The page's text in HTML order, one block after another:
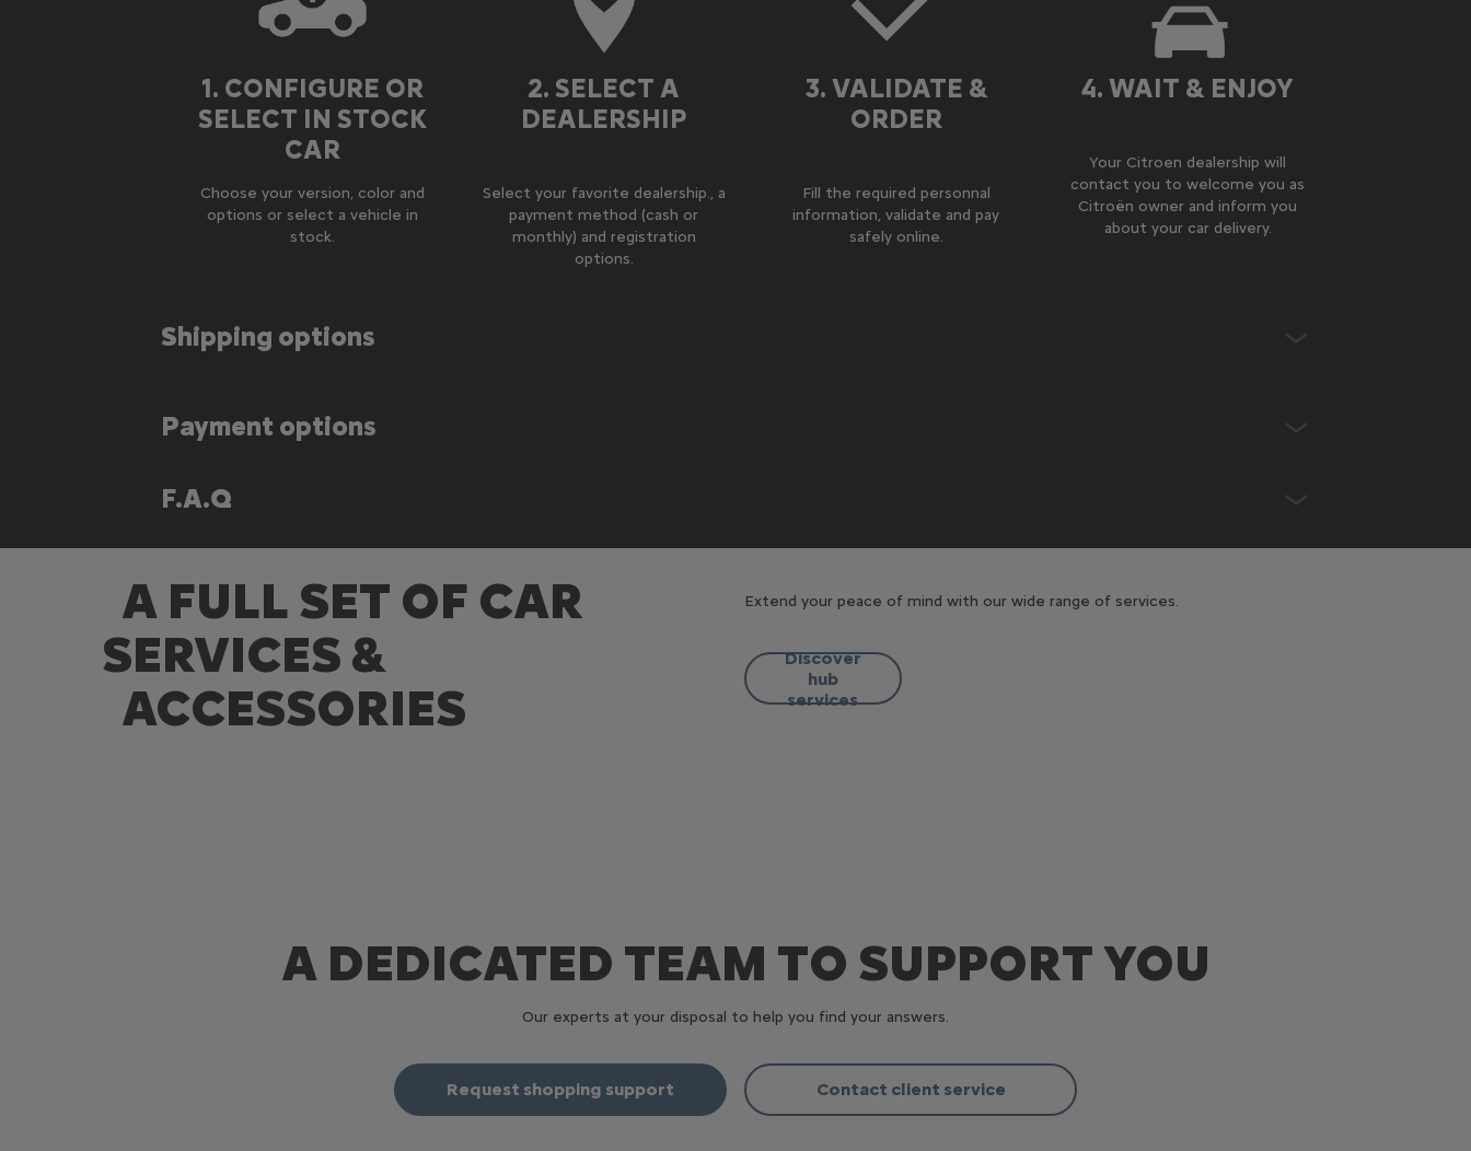
1. CONFIGURE OR
SELECT IN STOCK
CAR
Choose your version, color and
options or select a vehicle in
stock.
2. SELECT A
DEALERSHIP
Select your favorite dealership., a
payment method (cash or
monthly) and registration
options.
3. VALIDATE &
ORDER
Fill the required personnal
information, validate and pay
safely online.
4. WAIT & ENJOY
Your Citroen dealership will
contact you to welcome you as
Citroën owner and inform you
about your car delivery.
Shipping options
Payment options
F.A.Q
A FULL SET OF CAR
SERVICES &
ACCESSORIES
Extend your peace of mind with our wide range of services.
Discover
hub
services
A DEDICATED TEAM TO SUPPORT YOU
Our experts at your disposal to help you find your answers.
Request shopping support Contact client service